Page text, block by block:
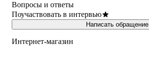
Вопросы и ответы
Поучаствовать в интервью
Написать обращение
Интернет-магазин